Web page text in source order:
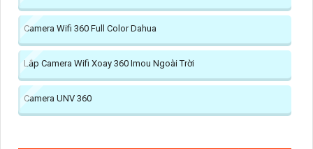
Camera Wifi 360 Full Color Dahua
Lắp Camera Wifi Xoay 360 Imou Ngoài Trời
Camera UNV 360